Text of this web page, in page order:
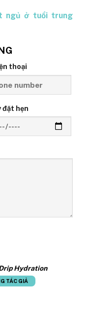
ngủ ở tuổi trung
thoại
đặt hẹn
Hydration
TÁC GIẢ